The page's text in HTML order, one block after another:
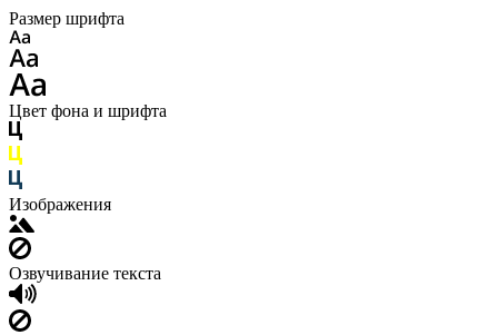
Размер шрифта
Цвет фона и шрифта
Изображения
Озвучивание текста